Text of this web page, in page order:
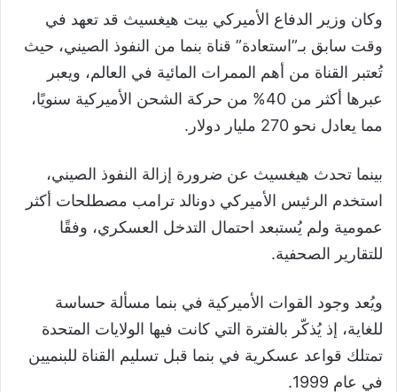
وكان وزير الدفاع الأميركي بيت هيغسيث قد تعهد في
وقت سابق بـ”استعادة” قناة بنما من النفوذ الصيني، حيث
تُعتبر القناة من أهم الممرات المائية في العالم، ويعبر
عبرها أكثر من 40% من حركة الشحن الأميركية سنويًا،
مما يعادل نحو 270 مليار دولار.
بينما تحدث هيغسيث عن ضرورة إزالة النفوذ الصيني،
استخدم الرئيس الأميركي دونالد ترامب مصطلحات أكثر
عمومية ولم يُستبعد احتمال التدخل العسكري، وفقًا
للتقارير الصحفية.
ويُعد وجود القوات الأميركية في بنما مسألة حساسة
للغاية، إذ يُذكّر بالفترة التي كانت فيها الولايات المتحدة
تمتلك قواعد عسكرية في بنما قبل تسليم القناة للبنميين
في عام 1999.